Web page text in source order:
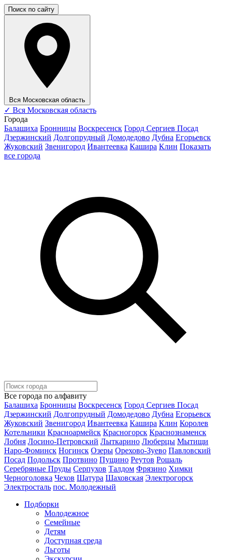
Поиск по сайту
Вся Московская область
✓ Вся Московская область
Города
Балашиха Бронницы Воскресенск Город Сергиев Посад
Дзержинский Долгопрудный Домодедово Дубна Егорьевск
Жуковский Звенигород Ивантеевка Кашира Клин Показать
все города
Все города по алфавиту
Балашиха Бронницы Воскресенск Город Сергиев Посад
Дзержинский Долгопрудный Домодедово Дубна Егорьевск
Жуковский Звенигород Ивантеевка Кашира Клин Королев
Котельники Красноармейск Красногорск Краснознаменск
Лобня Лосино-Петровский Лыткарино Люберцы Мытищи
Наро-Фоминск Ногинск Озеры Орехово-Зуево Павловский
Посад Подольск Протвино Пущино Реутов Рошаль
Серебряные Пруды Серпухов Талдом Фрязино Химки
Черноголовка Чехов Шатура Шаховская Электрогорск
Электросталь пос. Молодежный
Подборки
Молодежное
Семейные
Детям
Доступная среда
Льготы